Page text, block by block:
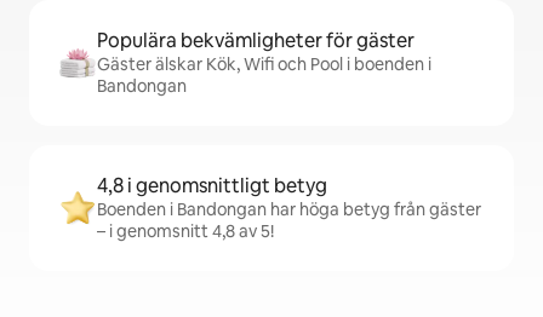
Populära bekvämligheter för gäster
Gäster älskar Kök, Wifi och Pool i boenden i
Bandongan
4,8 i genomsnittligt betyg
Boenden i Bandongan har höga betyg från gäster
– i genomsnitt 4,8 av 5!